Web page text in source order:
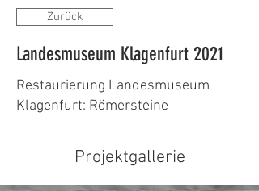
Zurück
Landesmuseum Klagenfurt 2021
Restaurierung Landesmuseum
Klagenfurt: Römersteine
Projektgallerie